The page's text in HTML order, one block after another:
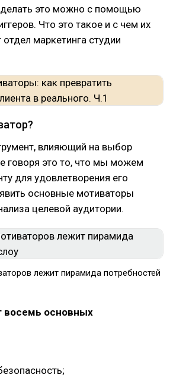
это можно с помощью
Что это такое и с чем их
маркетинга студии
влияющий на выбор
говоря это то, что мы можем
для удовлетворения его
основные мотиваторы
целевой аудитории.
лежит пирамида потребностей
основных